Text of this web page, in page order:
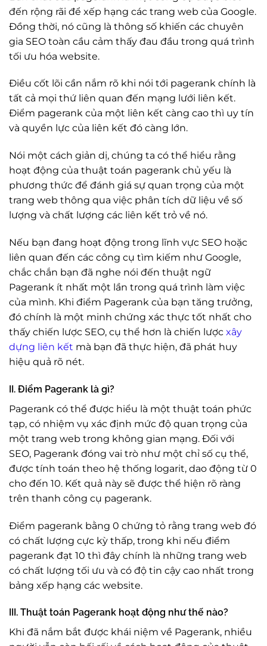
đến rộng rãi để xếp hạng các trang web của Google.
Đồng thời, nó cũng là thông số khiến các chuyên
gia SEO toàn cầu cảm thấy đau đầu trong quá trình
tối ưu hóa website.
Điều cốt lõi cần nắm rõ khi nói tới pagerank chính là
tất cả mọi thứ liên quan đến mạng lưới liên kết.
Điểm pagerank của một liên kết càng cao thì uy tín
và quyền lực của liên kết đó càng lớn.
Nói một cách giản dị, chúng ta có thể hiểu rằng
hoạt động của thuật toán pagerank chủ yếu là
phương thức để đánh giá sự quan trọng của một
trang web thông qua việc phân tích dữ liệu về số
lượng và chất lượng các liên kết trỏ về nó.
Nếu bạn đang hoạt động trong lĩnh vực SEO hoặc
liên quan đến các công cụ tìm kiếm như Google,
chắc chắn bạn đã nghe nói đến thuật ngữ
Pagerank ít nhất một lần trong quá trình làm việc
của mình. Khi điểm Pagerank của bạn tăng trưởng,
đó chính là một minh chứng xác thực tốt nhất cho
thấy chiến lược SEO, cụ thể hơn là chiến lược xây
dựng liên kết mà bạn đã thực hiện, đã phát huy
hiệu quả rõ nét.
II. Điểm Pagerank là gì?
Pagerank có thể được hiểu là một thuật toán phức
tạp, có nhiệm vụ xác định mức độ quan trọng của
một trang web trong không gian mạng. Đối với
SEO, Pagerank đóng vai trò như một chỉ số cụ thể,
được tính toán theo hệ thống logarit, dao động từ 0
cho đến 10. Kết quả này sẽ được thể hiện rõ ràng
trên thanh công cụ pagerank.
Điểm pagerank bằng 0 chứng tỏ rằng trang web đó
có chất lượng cực kỳ thấp, trong khi nếu điểm
pagerank đạt 10 thì đây chính là những trang web
có chất lượng tối ưu và có độ tin cậy cao nhất trong
bảng xếp hạng các website.
III. Thuật toán Pagerank hoạt động như thế nào?
Khi đã nắm bắt được khái niệm về Pagerank, nhiều